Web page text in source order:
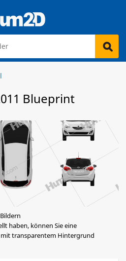
Blueprint
haben, können Sie eine
transparentem Hintergrund